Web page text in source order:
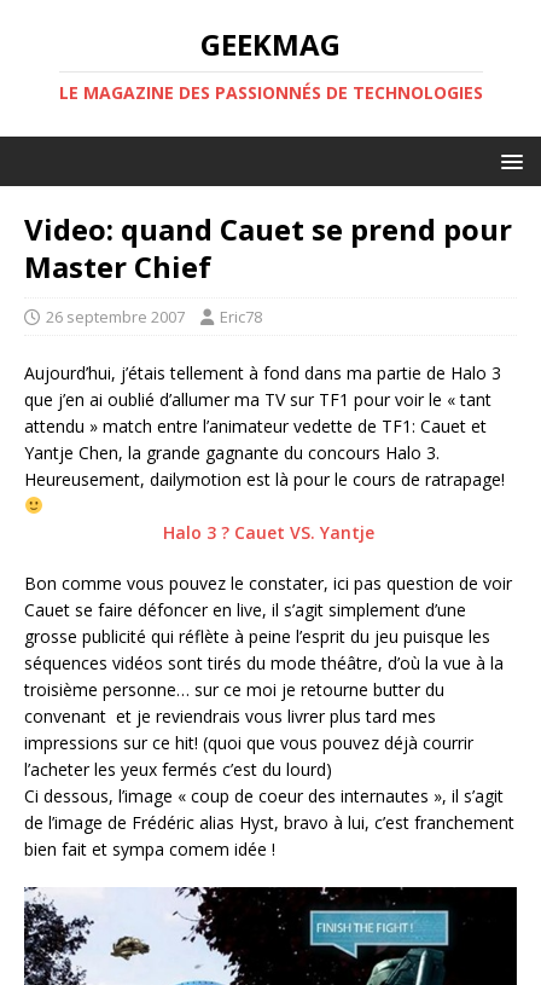
GEEKMAG
LE MAGAZINE DES PASSIONNÉS DE TECHNOLOGIES
Video: quand Cauet se prend pour
Master Chief
26 septembre 2007 Eric78
Aujourd’hui, j’étais tellement à fond dans ma partie de Halo 3
que j’en ai oublié d’allumer ma TV sur TF1 pour voir le « tant
attendu » match entre l’animateur vedette de TF1: Cauet et
Yantje Chen, la grande gagnante du concours Halo 3.
Heureusement, dailymotion est là pour le cours de ratrapage!
Halo 3 ? Cauet VS. Yantje
Bon comme vous pouvez le constater, ici pas question de voir
Cauet se faire défoncer en live, il s’agit simplement d’une
grosse publicité qui réflète à peine l’esprit du jeu puisque les
séquences vidéos sont tirés du mode théâtre, d’où la vue à la
troisième personne… sur ce moi je retourne butter du
convenant et je reviendrais vous livrer plus tard mes
impressions sur ce hit! (quoi que vous pouvez déjà courrir
l’acheter les yeux fermés c’est du lourd)
Ci dessous, l’image « coup de coeur des internautes », il s’agit
de l’image de Frédéric alias Hyst, bravo à lui, c’est franchement
bien fait et sympa comem idée !